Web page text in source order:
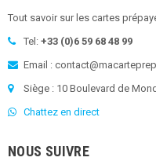
Tout savoir sur les cartes
Tel: +33 (0)6 59 68 48 99
Email :
Siège : 10 Boulevard de
Chattez en direct
NOUS SUIVRE